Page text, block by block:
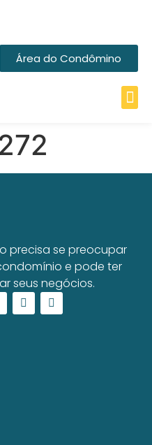
Área do Condômino
precisa se preocupar
e pode ter
seus negócios.